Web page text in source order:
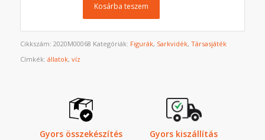
Kosárba teszem
Cikkszám: 2020M00068 Kategóriák: Figurák, Sarkvidék, Társasjáték
Címkék: állatok, víz
Gyors összekészítés
Gyors kiszállítás